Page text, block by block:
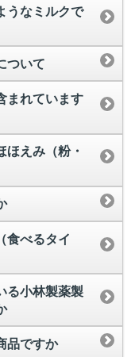
うなミルクで
ついて
まれています
ほえみ（粉・
食べるタイ
る小林製薬製
品ですか